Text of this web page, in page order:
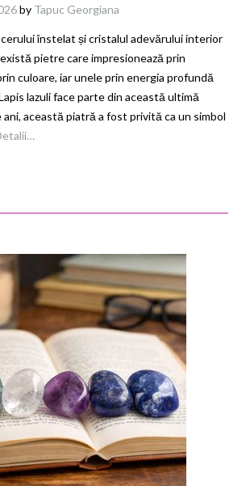
by Tapuc Georgiana
cerului înstelat și cristalul adevărului interior
pietre care impresionează prin
culoare, iar unele prin energia profundă
lazuli face parte din această ultimă
ani, această piatră a fost privită ca un simbol